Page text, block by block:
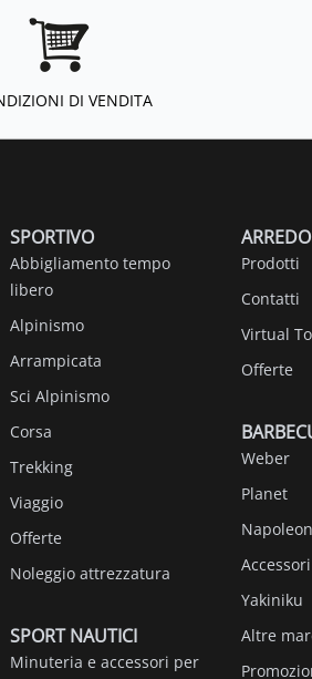
DI VENDITA
SPORTIVO
Abbigliamento tempo
libero
Alpinismo
Arrampicata
Sci Alpinismo
Corsa
Trekking
Viaggio
Offerte
Noleggio attrezzatura
SPORT NAUTICI
Minuteria e accessori per
Prodotti
Contatti
Virtual
Offerte
Weber
Planet
Napoleon
Yakiniku
Altre